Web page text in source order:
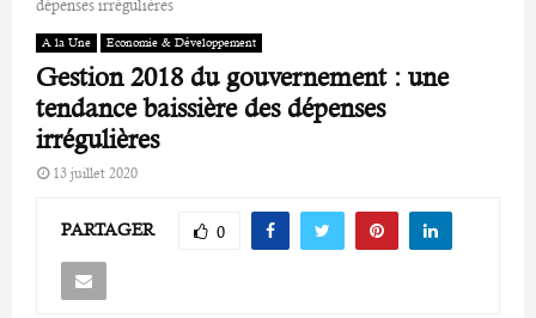
dépenses irrégulières
A la Une Economie & Développement
Gestion 2018 du gouvernement : une
tendance baissière des dépenses
irrégulières
13 juillet 2020
PARTAGER 0